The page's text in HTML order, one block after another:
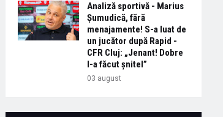
Analiză sportivă - Marius
Șumudică, fără
menajamente! S-a luat de
un jucător după Rapid -
CFR Cluj: „Jenant! Dobre
l-a făcut șnitel”
03 august